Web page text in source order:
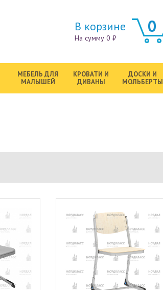
В корзине
На сумму 0 ₽
0
МЕБЕЛЬ ДЛЯ
МАЛЫШЕЙ
КРОВАТИ И
ДИВАНЫ
ДОСКИ И
МОЛЬБЕРТЫ